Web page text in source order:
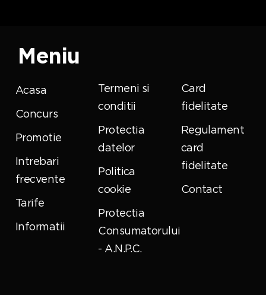
Meniu
Acasa
Concurs
Promotie
Intrebari
frecvente
Tarife
Informatii
Termeni si
conditii
Protectia
datelor
Politica
cookie
Protectia
Consumatorului
- A.N.P.C.
Card
fidelitate
Regulament
card
fidelitate
Contact